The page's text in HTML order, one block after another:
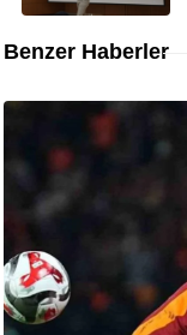
Benzer Haberler